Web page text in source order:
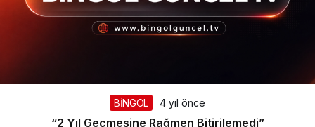
BİNGÖL 4 yıl önce
“2 Yıl Geçmesine Rağmen Bitirilemedi”